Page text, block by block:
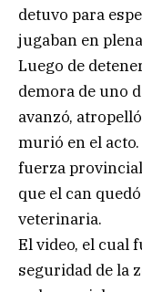
detuvo para
jugaban en
Luego de
demora de uno
avanzó,
murió en el
fuerza
que el can
veterinaria.
El video, el cual
seguridad de la